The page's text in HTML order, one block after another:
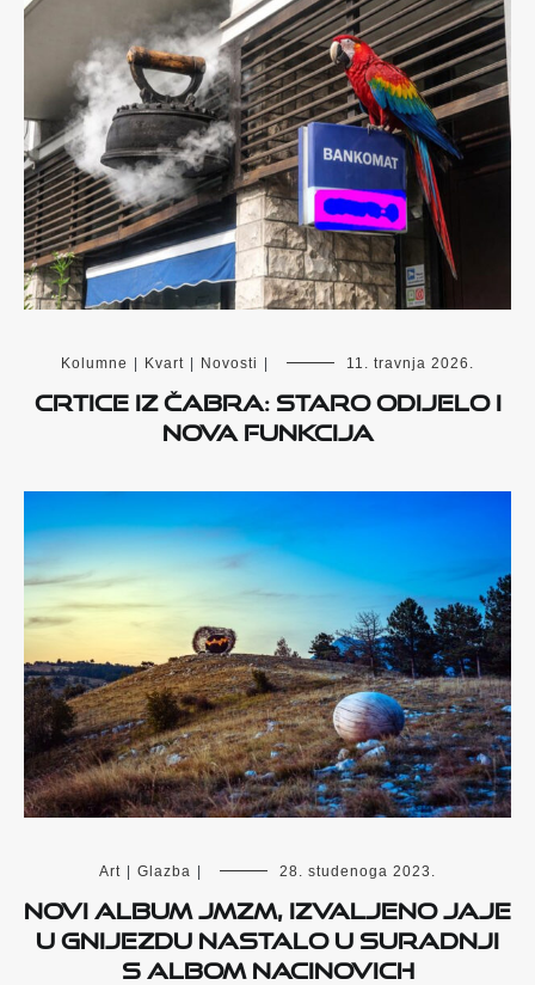
Kolumne Kvart Novosti 11. travnja 2026.
Crtice iz Čabra: Staro odijelo i
nova funkcija
Art | Glazba | 28. studenoga 2023.
Novi album JMZM, Izvaljeno jaje
u gnijezdu nastalo u suradnji
s Albom Nacinovich